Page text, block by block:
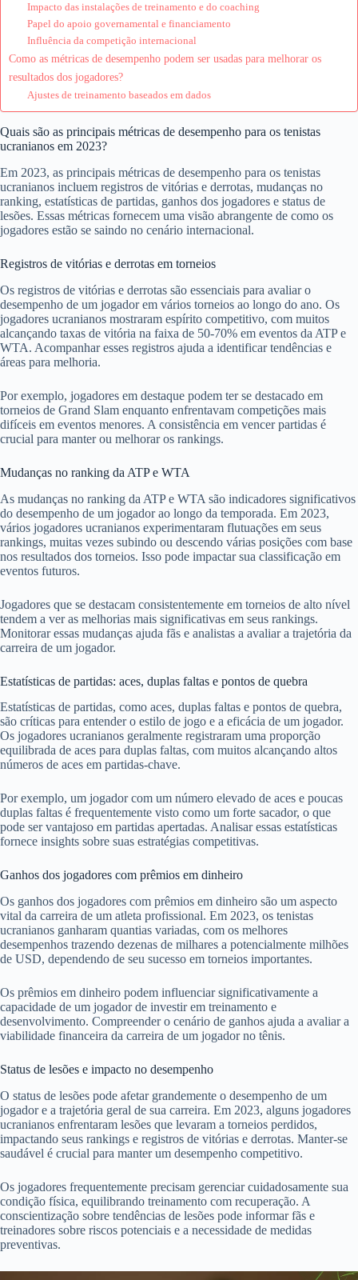
Impacto das instalações de treinamento e do coaching
Papel do apoio governamental e financiamento
Influência da competição internacional
Como as métricas de desempenho podem ser usadas para melhorar os
resultados dos jogadores?
Ajustes de treinamento baseados em dados
Quais são as principais métricas de desempenho para os tenistas
ucranianos em 2023?
Em 2023, as principais métricas de desempenho para os tenistas
ucranianos incluem registros de vitórias e derrotas, mudanças no
ranking, estatísticas de partidas, ganhos dos jogadores e status de
lesões. Essas métricas fornecem uma visão abrangente de como os
jogadores estão se saindo no cenário internacional.
Registros de vitórias e derrotas em torneios
Os registros de vitórias e derrotas são essenciais para avaliar o
desempenho de um jogador em vários torneios ao longo do ano. Os
jogadores ucranianos mostraram espírito competitivo, com muitos
alcançando taxas de vitória na faixa de 50-70% em eventos da ATP e
WTA. Acompanhar esses registros ajuda a identificar tendências e
áreas para melhoria.
Por exemplo, jogadores em destaque podem ter se destacado em
torneios de Grand Slam enquanto enfrentavam competições mais
difíceis em eventos menores. A consistência em vencer partidas é
crucial para manter ou melhorar os rankings.
Mudanças no ranking da ATP e WTA
As mudanças no ranking da ATP e WTA são indicadores significativos
do desempenho de um jogador ao longo da temporada. Em 2023,
vários jogadores ucranianos experimentaram flutuações em seus
rankings, muitas vezes subindo ou descendo várias posições com base
nos resultados dos torneios. Isso pode impactar sua classificação em
eventos futuros.
Jogadores que se destacam consistentemente em torneios de alto nível
tendem a ver as melhorias mais significativas em seus rankings.
Monitorar essas mudanças ajuda fãs e analistas a avaliar a trajetória da
carreira de um jogador.
Estatísticas de partidas: aces, duplas faltas e pontos de quebra
Estatísticas de partidas, como aces, duplas faltas e pontos de quebra,
são críticas para entender o estilo de jogo e a eficácia de um jogador.
Os jogadores ucranianos geralmente registraram uma proporção
equilibrada de aces para duplas faltas, com muitos alcançando altos
números de aces em partidas-chave.
Por exemplo, um jogador com um número elevado de aces e poucas
duplas faltas é frequentemente visto como um forte sacador, o que
pode ser vantajoso em partidas apertadas. Analisar essas estatísticas
fornece insights sobre suas estratégias competitivas.
Ganhos dos jogadores com prêmios em dinheiro
Os ganhos dos jogadores com prêmios em dinheiro são um aspecto
vital da carreira de um atleta profissional. Em 2023, os tenistas
ucranianos ganharam quantias variadas, com os melhores
desempenhos trazendo dezenas de milhares a potencialmente milhões
de USD, dependendo de seu sucesso em torneios importantes.
Os prêmios em dinheiro podem influenciar significativamente a
capacidade de um jogador de investir em treinamento e
desenvolvimento. Compreender o cenário de ganhos ajuda a avaliar a
viabilidade financeira da carreira de um jogador no tênis.
Status de lesões e impacto no desempenho
O status de lesões pode afetar grandemente o desempenho de um
jogador e a trajetória geral de sua carreira. Em 2023, alguns jogadores
ucranianos enfrentaram lesões que levaram a torneios perdidos,
impactando seus rankings e registros de vitórias e derrotas. Manter-se
saudável é crucial para manter um desempenho competitivo.
Os jogadores frequentemente precisam gerenciar cuidadosamente sua
condição física, equilibrando treinamento com recuperação. A
conscientização sobre tendências de lesões pode informar fãs e
treinadores sobre riscos potenciais e a necessidade de medidas
preventivas.